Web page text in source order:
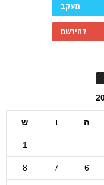
מעקב
להירשם
ה ו ש
1
6
7
8